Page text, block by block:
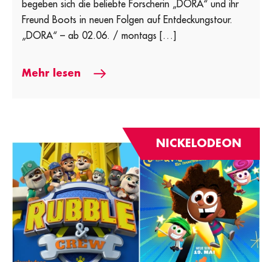
begeben sich die beliebte Forscherin „DORA“ und ihr
Freund Boots in neuen Folgen auf Entdeckungstour.
„DORA“ – ab 02.06. / montags […]
Mehr lesen
NICKELODEON